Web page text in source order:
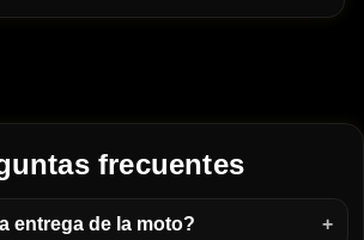
frecuentes
entrega de la moto?